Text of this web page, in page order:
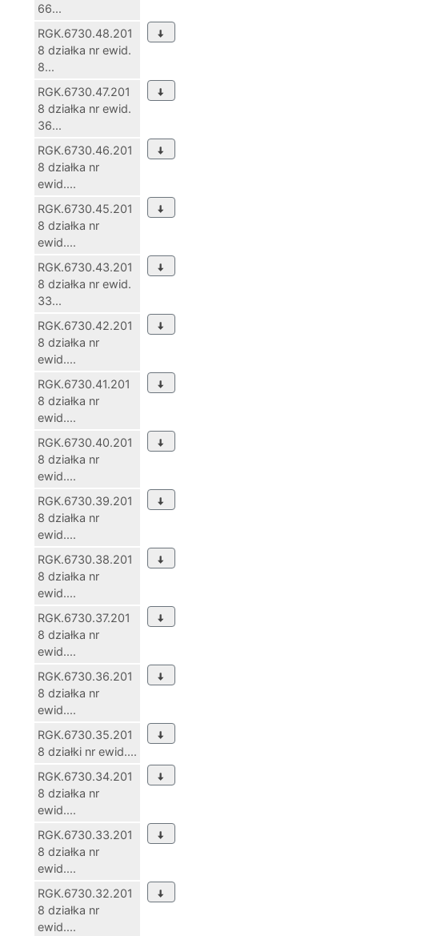
66...
RGK.6730.48.201
8 działka nr ewid.
8...
RGK.6730.47.201
8 działka nr ewid.
36...
RGK.6730.46.201
8 działka nr
ewid....
RGK.6730.45.201
8 działka nr
ewid....
RGK.6730.43.201
8 działka nr ewid.
33...
RGK.6730.42.201
8 działka nr
ewid....
RGK.6730.41.201
8 działka nr
ewid....
RGK.6730.40.201
8 działka nr
ewid....
RGK.6730.39.201
8 działka nr
ewid....
RGK.6730.38.201
8 działka nr
ewid....
RGK.6730.37.201
8 działka nr
ewid....
RGK.6730.36.201
8 działka nr
ewid....
RGK.6730.35.201
8 działki nr ewid....
RGK.6730.34.201
8 działka nr
ewid....
RGK.6730.33.201
8 działka nr
ewid....
RGK.6730.32.201
8 działka nr
ewid....